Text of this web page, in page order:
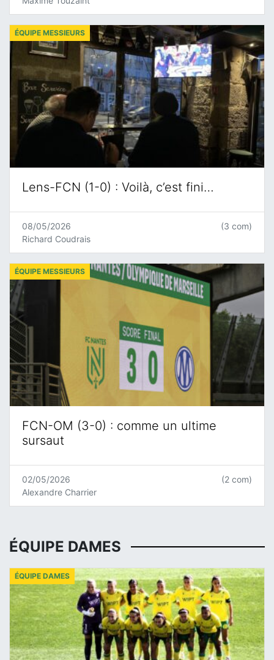
Lens-FCN (1-0) : Voilà, c’est fini…
ÉQUIPE MESSIEURS
08/05/2026
Richard Coudrais
(3 com)
FCN-OM (3-0) : comme un ultime
sursaut
ÉQUIPE MESSIEURS
02/05/2026
Alexandre Charrier
(2 com)
ÉQUIPE DAMES
ÉQUIPE DAMES